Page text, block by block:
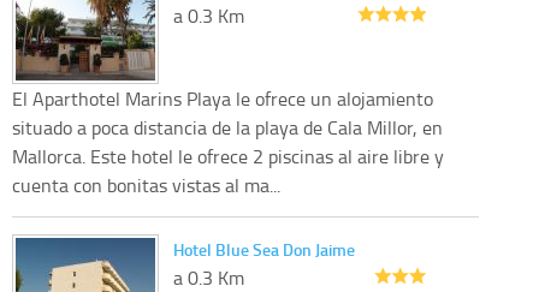
a 0.3 Km
El Aparthotel Marins Playa le ofrece un alojamiento
situado a poca distancia de la playa de Cala Millor, en
Mallorca. Este hotel le ofrece 2 piscinas al aire libre y
cuenta con bonitas vistas al ma...
Hotel Blue Sea Don Jaime
a 0.3 Km